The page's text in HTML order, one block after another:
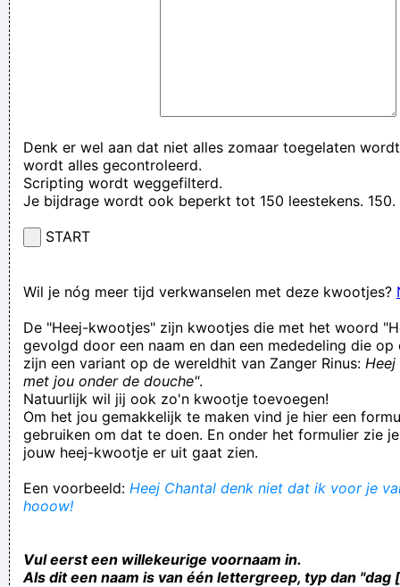
Denk er wel aan dat niet alles zomaar toegelaten
wordt alles gecontroleerd.
Scripting wordt weggefilterd.
Je bijdrage wordt ook beperkt tot 150 leestekens. 150.
START
Wil je nóg meer tijd verkwanselen met deze kwootjes?
De "Heej-kwootjes" zijn kwootjes die met het woord
gevolgd door een naam en dan een mededeling die op
zijn een variant op de wereldhit van Zanger Rinus:
met jou onder de douche".
Natuurlijk wil jij ook zo'n kwootje toevoegen!
Om het jou gemakkelijk te maken vind je hier een
gebruiken om dat te doen. En onder het formulier zie
jouw heej-kwootje er uit gaat zien.
Een voorbeeld: Heej Chantal denk niet dat ik voor je
hooow!
Vul eerst een willekeurige voornaam in.
Als dit een naam is van één lettergreep, typ dan "dag